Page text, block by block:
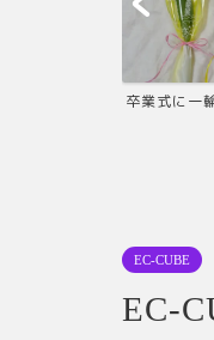
卒業式に一
EC-CUBE
EC-